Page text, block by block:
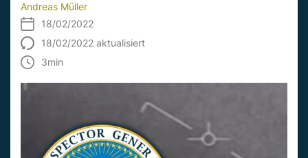
Andreas Müller
18/02/2022
18/02/2022 aktualisiert
3min